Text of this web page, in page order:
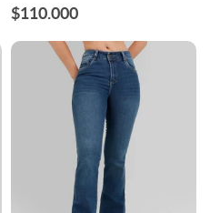
$110.000